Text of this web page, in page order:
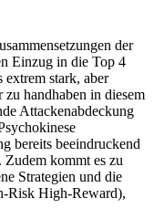
der
Einzug in die Top 4
extrem stark, aber
handhaben in diesem
Attackenabdeckung
bereits beeindruckend
Zudem kommt es zu
Strategien und die
Risk High-Reward),